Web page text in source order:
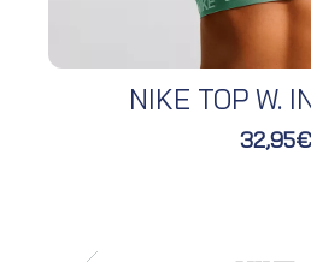
NIKE TOP W.
32,95€